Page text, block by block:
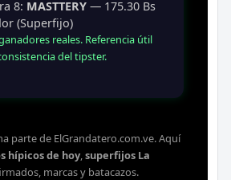
8: MASTTERY — 175.30 Bs
(Superfijo)
reales. Referencia útil
del tipster.
parte de ElGrandatero.com.ve. Aquí
hípicos de hoy,superfijos La
marcas y batacazos.